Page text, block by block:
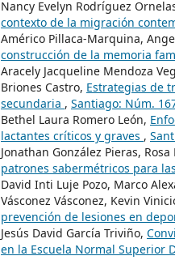
Nancy Evelyn Rodríguez
contexto de la migración
Américo Pillaca-Marquina,
construcción de la memoria
Aracely Jacqueline Mendoza
Briones Castro, Estrategias de
secundaria , Santiago: Núm.
Bethel Laura Romero León,
lactantes críticos y graves ,
Jonathan González Pieras,
patrones sabermétricos para
David Inti Luje Pozo, Marco
Vásconez Vásconez, Kevin
prevención de lesiones en
Jesús David García Triviño,
en la Escuela Normal Superior